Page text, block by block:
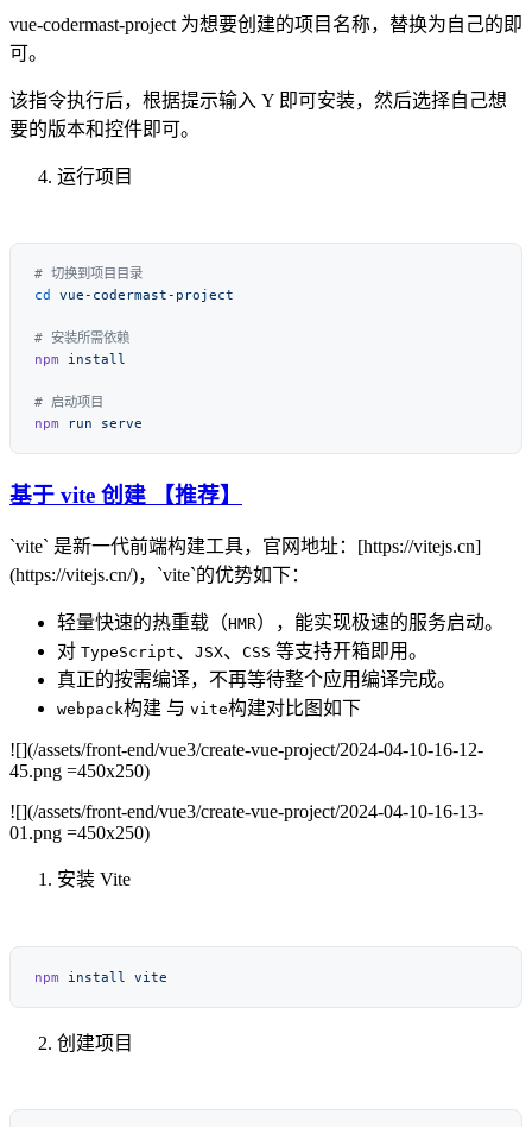
vue-codermast-project 为想要创建的项目名称，替换为自己的即
可。
该指令执行后，根据提示输入 Y 即可安装，然后选择自己想
要的版本和控件即可。
运行项目
cd
npm
npm run
基于 vite 创建 【推荐】
`vite` 是新一代前端构建工具，官网地址：[https://vitejs.cn]
(https://vitejs.cn/)，`vite`的优势如下：
轻量快速的热重载（HMR），能实现极速的服务启动。
对 TypeScript、 JSX、 CSS 等支持开箱即用。
真正的按需编译，不再等待整个应用编译完成。
webpack构建 与 vite构建对比图如下
![](/assets/front-end/vue3/create-vue-project/2024-04-10-16-12-
45.png =450x250)
![](/assets/front-end/vue3/create-vue-project/2024-04-10-16-13-
01.png =450x250)
安装 Vite
npm install
创建项目